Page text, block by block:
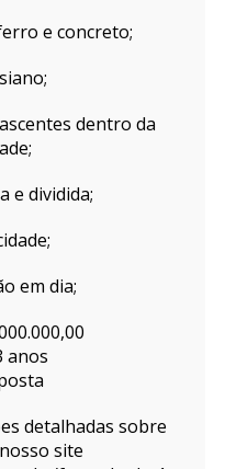
e concreto;
dentro da
e dividida;
em dia;
anos
detalhadas sobre
site